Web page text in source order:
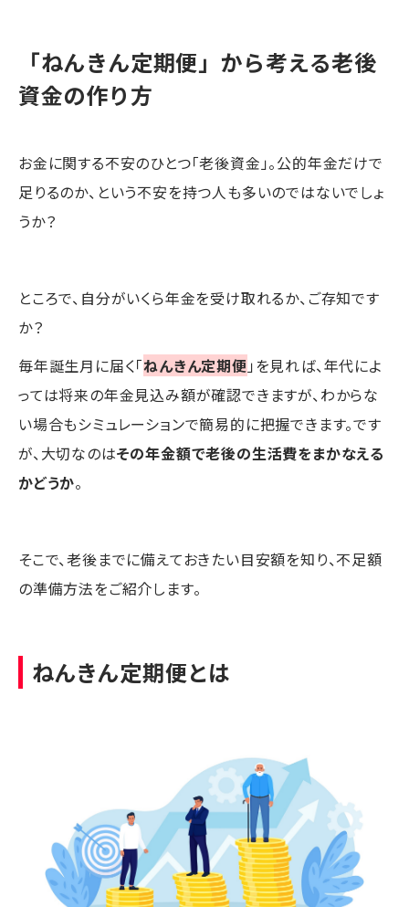
「ねんきん定期便」から考える老後
資金の作り方
お金に関する不安のひとつ「老後資金」。公的年金だけで
足りるのか、という不安を持つ人も多いのではないでしょ
うか？
ところで、自分がいくら年金を受け取れるか、ご存知です
か？
毎年誕生月に届く「ねんきん定期便 」を見れば、年代によ
っては将来の年金見込み額が確認できますが、わからな
い場合もシミュレーションで簡易的に把握できます。です
が、大切なのはその年金額で老後の生活費をまかなえる
かどうか。
そこで、老後までに備えておきたい目安額を知り、不足額
の準備方法をご紹介します。
ねんきん定期便とは